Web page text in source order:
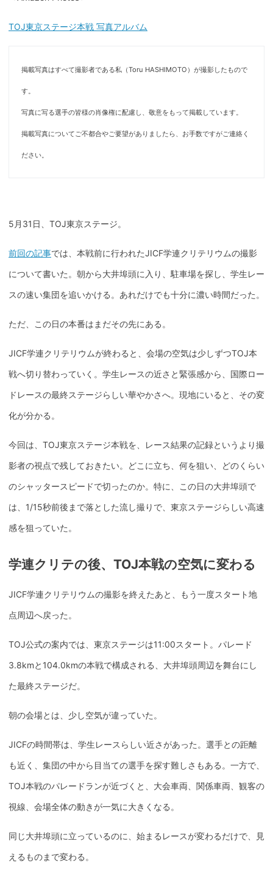
TOJ東京ステージ本戦 写真アルバム
掲載写真はすべて撮影者である私（Toru HASHIMOTO）が撮影したもので
す。
写真に写る選手の皆様の肖像権に配慮し、敬意をもって掲載しています。
掲載写真についてご不都合やご要望がありましたら、お手数ですがご連絡く
ださい。
5月31日、TOJ東京ステージ。
前回の記事では、本戦前に行われたJICF学連クリテリウムの撮影
について書いた。朝から大井埠頭に入り、駐車場を探し、学生レー
スの速い集団を追いかける。あれだけでも十分に濃い時間だった。
ただ、この日の本番はまだその先にある。
JICF学連クリテリウムが終わると、会場の空気は少しずつTOJ本
戦へ切り替わっていく。学生レースの近さと緊張感から、国際ロー
ドレースの最終ステージらしい華やかさへ。現地にいると、その変
化が分かる。
今回は、TOJ東京ステージ本戦を、レース結果の記録というより撮
影者の視点で残しておきたい。どこに立ち、何を狙い、どのくらい
のシャッタースピードで切ったのか。特に、この日の大井埠頭で
は、1/15秒前後まで落とした流し撮りで、東京ステージらしい高速
感を狙っていた。
学連クリテの後、TOJ本戦の空気に変わる
JICF学連クリテリウムの撮影を終えたあと、もう一度スタート地
点周辺へ戻った。
TOJ公式の案内では、東京ステージは11:00スタート。パレード
3.8kmと104.0kmの本戦で構成される、大井埠頭周辺を舞台にし
た最終ステージだ。
朝の会場とは、少し空気が違っていた。
JICFの時間帯は、学生レースらしい近さがあった。選手との距離
も近く、集団の中から目当ての選手を探す難しさもある。一方で、
TOJ本戦のパレードランが近づくと、大会車両、関係車両、観客の
視線、会場全体の動きが一気に大きくなる。
同じ大井埠頭に立っているのに、始まるレースが変わるだけで、見
えるものまで変わる。